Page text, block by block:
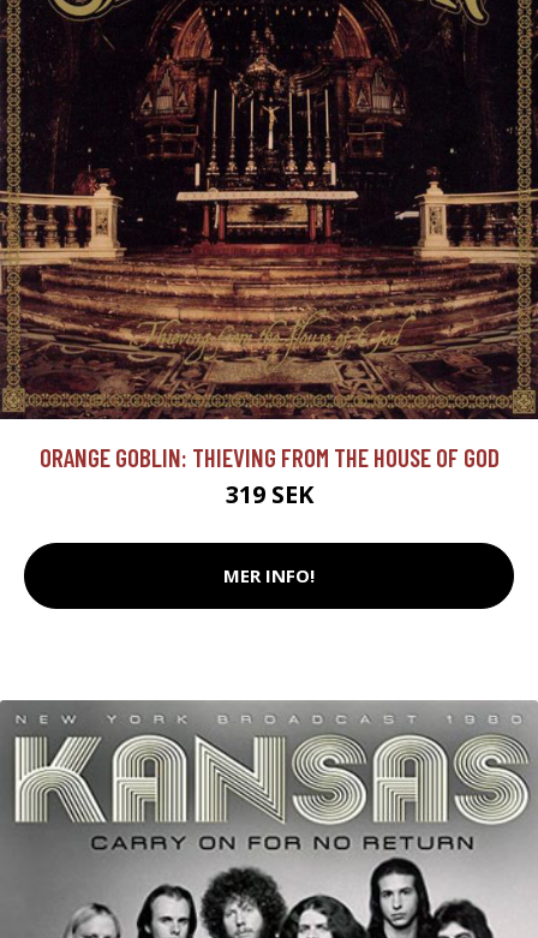
ORANGE GOBLIN: THIEVING FROM THE HOUSE OF GOD
319 SEK
MER INFO!